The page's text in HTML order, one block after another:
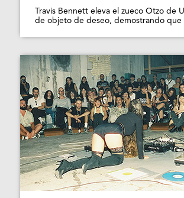
Travis Bennett eleva el zueco Otzo de
de objeto de deseo, demostrando que